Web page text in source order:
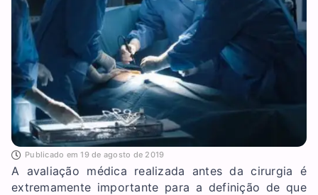
Publicado em 19 de agosto de 2019
A avaliação médica realizada antes da cirurgia é
extremamente importante para a definição de que